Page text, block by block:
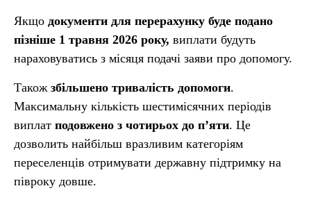
Якщо документи для перерахунку буде подано
пізніше 1 травня 2026 року, виплати будуть
нараховуватись з місяця подачі заяви про допомогу.
Також збільшено тривалість допомоги.
Максимальну кількість шестимісячних періодів
виплат подовжено з чотирьох до п’яти. Це
дозволить найбільш вразливим категоріям
переселенців отримувати державну підтримку на
півроку довше.